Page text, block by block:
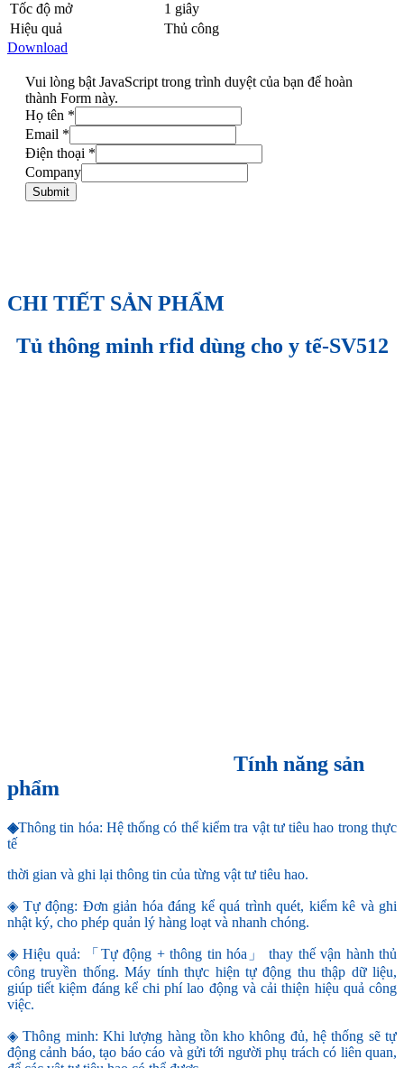
Tốc độ mở
1 giây
Hiệu quả
Thủ công
Download
Vui lòng bật JavaScript trong trình duyệt của bạn để hoàn
thành Form này.
Họ tên *
Email *
Điện thoại *
Company
Submit
CHI TIẾT SẢN PHẨM
Tủ thông minh rfid dùng cho y tế-SV512
Tính năng sản
phẩm
◈Thông tin hóa: Hệ thống có thể kiểm tra vật tư tiêu hao trong thực
tế
thời gian và ghi lại thông tin của từng vật tư tiêu hao.
◈ Tự động: Đơn giản hóa đáng kể quá trình quét, kiểm kê và ghi
nhật ký, cho phép quản lý hàng loạt và nhanh chóng.
◈ Hiệu quả: 「Tự động + thông tin hóa」 thay thế vận hành thủ
công truyền thống. Máy tính thực hiện tự động thu thập dữ liệu,
giúp tiết kiệm đáng kể chi phí lao động và cải thiện hiệu quả công
việc.
◈ Thông minh: Khi lượng hàng tồn kho không đủ, hệ thống sẽ tự
động cảnh báo, tạo báo cáo và gửi tới người phụ trách có liên quan,